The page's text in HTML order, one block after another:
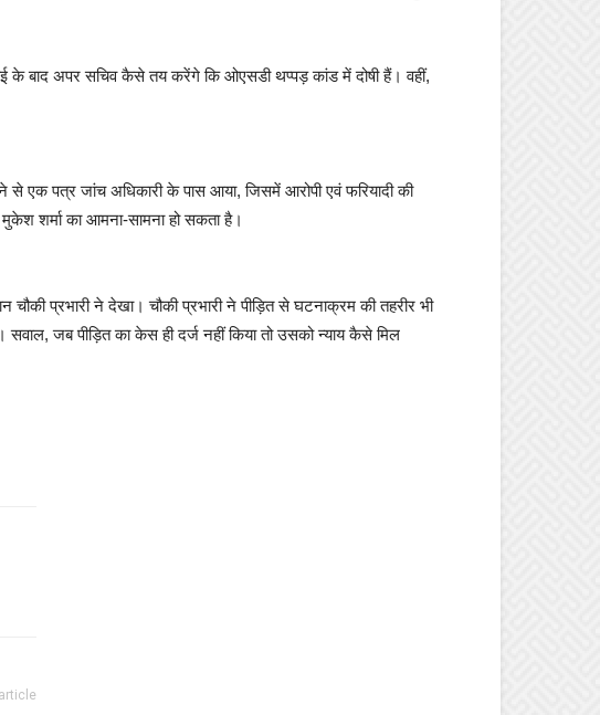
के बाद अपर सचिव कैसे तय करेंगे कि ओएसडी थप्पड़ कांड में दोषी हैं। वहीं,
से एक पत्र जांच अधिकारी के पास आया, जिसमें आरोपी एवं फरियादी की
शर्मा का आमना-सामना हो सकता है।
प्रभारी ने देखा। चौकी प्रभारी ने पीड़ित से घटनाक्रम की तहरीर भी
जब पीड़ित का केस ही दर्ज नहीं किया तो उसको न्याय कैसे मिल